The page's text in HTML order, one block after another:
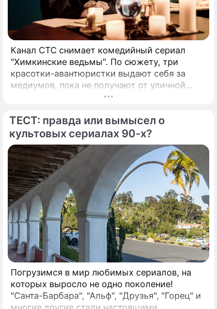
Канал СТС снимает комедийный сериал
"Химкинские ведьмы". По сюжету, три
красотки-авантюристки выдают себя за
медиумов, пока не получают от уличной
колдуньи (Алена Яковлева) настоящий дар.
мысли, Света (Анна Банщикова) видит
будущее, а Оля (Валерия Астапова) –
мертвых. Способности превращают жизнь
девушек в ад, поэтому ведьмы решают
найти кого-то, кому можно передать эти
"подарки". "Это развлекательная,
аттракционная, комедийная история, –
объясняет режиссер Максим Зыков.
ТЕСТ: правда или вымысел о
культовых сериалах 90-х?
Погрузимся в мир любимых сериалов, на
которых выросло не одно поколение!
"Санта-Барбара", "Альф", "Друзья", "Горец" и